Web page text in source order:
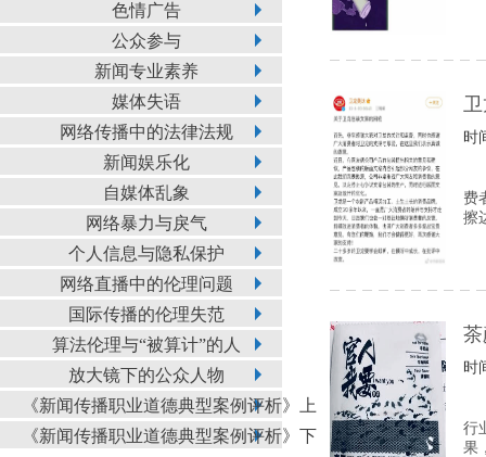
色情广告
公众参与
新闻专业素养
媒体失语
网络传播中的法律法规
新闻娱乐化
自媒体乱象
网络暴力与戾气
个人信息与隐私保护
网络直播中的伦理问题
国际传播的伦理失范
算法伦理与“被算计”的人
放大镜下的公众人物
《新闻传播职业道德典型案例评析》上
《新闻传播职业道德典型案例评析》下
时
费
擦
时
行
果